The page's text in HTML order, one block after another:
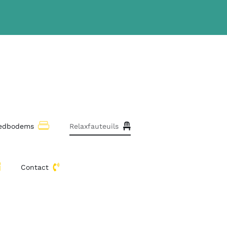
Relaxfauteuils
Contact